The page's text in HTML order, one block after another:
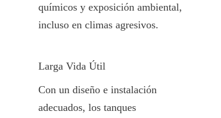
químicos y exposición ambiental,
incluso en climas agresivos.
Larga Vida Útil
Con un diseño e instalación
adecuados, los tanques